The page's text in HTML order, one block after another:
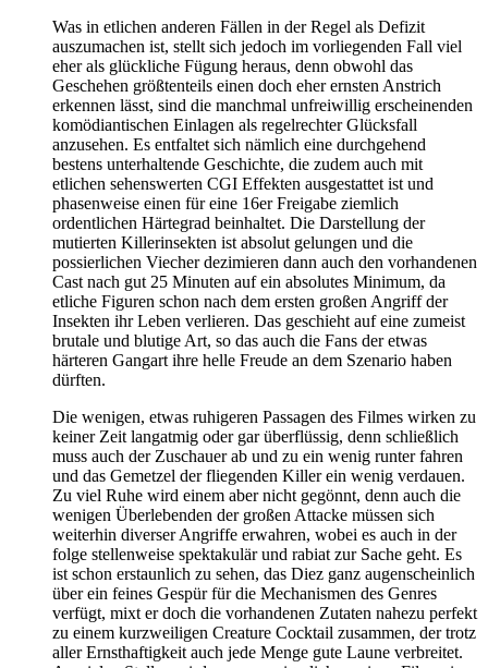
Was in etlichen anderen Fällen in der Regel als Defizit
auszumachen ist, stellt sich jedoch im vorliegenden Fall viel
eher als glückliche Fügung heraus, denn obwohl das
Geschehen größtenteils einen doch eher ernsten Anstrich
erkennen lässt, sind die manchmal unfreiwillig erscheinenden
komödiantischen Einlagen als regelrechter Glücksfall
anzusehen. Es entfaltet sich nämlich eine durchgehend
bestens unterhaltende Geschichte, die zudem auch mit
etlichen sehenswerten CGI Effekten ausgestattet ist und
phasenweise einen für eine 16er Freigabe ziemlich
ordentlichen Härtegrad beinhaltet. Die Darstellung der
mutierten Killerinsekten ist absolut gelungen und die
possierlichen Viecher dezimieren dann auch den vorhandenen
Cast nach gut 25 Minuten auf ein absolutes Minimum, da
etliche Figuren schon nach dem ersten großen Angriff der
Insekten ihr Leben verlieren. Das geschieht auf eine zumeist
brutale und blutige Art, so das auch die Fans der etwas
härteren Gangart ihre helle Freude an dem Szenario haben
dürften.
Die wenigen, etwas ruhigeren Passagen des Filmes wirken zu
keiner Zeit langatmig oder gar überflüssig, denn schließlich
muss auch der Zuschauer ab und zu ein wenig runter fahren
und das Gemetzel der fliegenden Killer ein wenig verdauen.
Zu viel Ruhe wird einem aber nicht gegönnt, denn auch die
wenigen Überlebenden der großen Attacke müssen sich
weiterhin diverser Angriffe erwahren, wobei es auch in der
folge stellenweise spektakulär und rabiat zur Sache geht. Es
ist schon erstaunlich zu sehen, das Diez ganz augenscheinlich
über ein feines Gespür für die Mechanismen des Genres
verfügt, mixt er doch die vorhandenen Zutaten nahezu perfekt
zu einem kurzweiligen Creature Cocktail zusammen, der trotz
aller Ernsthaftigkeit auch jede Menge gute Laune verbreitet.